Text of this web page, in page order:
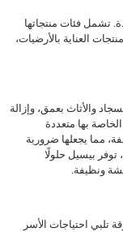
تشمل فئات منتجاتها
العناية بالأرضيات،
والأثاث بعمق، وإزالة
بها متعددة
مما يجعلها ضرورية
توفر بيسيل حلولًا
ونظيفة.
تلبي احتياجات الأسر